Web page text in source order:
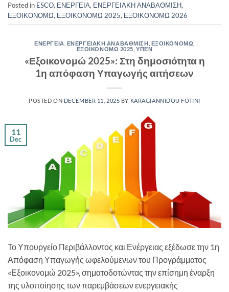
Posted in ESCO, ΕΝΕΡΓΕΙΑ, ΕΝΕΡΓΕΙΑΚΗ ΑΝΑΒΑΘΜΙΣΗ,
ΕΞΟΙΚΟΝΟΜΩ, ΕΞΟΙΚΟΝΟΜΩ 2025, ΕΞΟΙΚΟΝΟΜΩ 2026
ΕΝΕΡΓΕΙΑ ΕΝΕΡΓΕΙΑΚΗ ΑΝΑΒΑΘΜΙΣΗ ΕΞΟΙΚΟΝΟΜΩ
ΕΞΟΙΚΟΝΟΜΩ 2025 ,ΥΠΕΝ
«Εξοικονομώ 2025»: Στη δημοσιότητα η
1η απόφαση Υπαγωγής αιτήσεων
POSTED ON DECEMBER 11, 2025 BY KARAGIANNIDOU FOTINI
11
Dec
Το Υπουργείο Περιβάλλοντος και Ενέργειας εξέδωσε την 1η
Απόφαση Υπαγωγής ωφελούμενων του Προγράμματος
«Εξοικονομώ 2025», σηματοδοτώντας την επίσημη έναρξη
της υλοποίησης των παρεμβάσεων ενεργειακής